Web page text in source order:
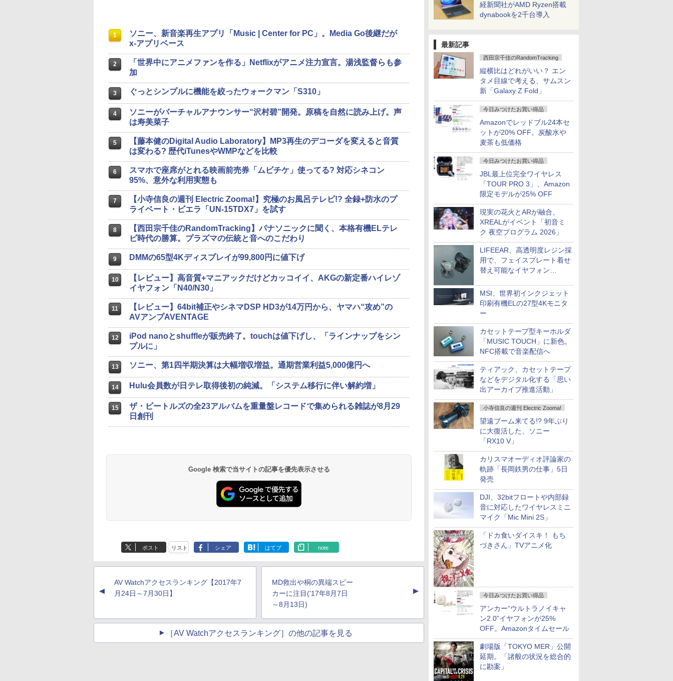
経新聞社がAMD Ryzen搭載
dynabookを2千台導入
最新記事
西田宗千佳のRandomTracking
縦横比はどれがいい？ エン
タメ目線で考える、サムスン
新「Galaxy Z Fold」
今日みつけたお買い得品
Amazonでレッドブル24本セ
ットが20% OFF。炭酸水や
麦茶も低価格
今日みつけたお買い得品
JBL最上位完全ワイヤレス
「TOUR PRO 3」、Amazon
限定モデルが25% OFF
現実の花火とARが融合、
XREALがイベント「初音ミ
ク 夜空プログラム 2026」
LIFEEAR、高透明度レジン採
用で、フェイスプレート着せ
替え可能なイヤフォン
MSI、世界初インクジェット
印刷有機ELの27型4Kモニタ
ー
カセットテープ型キーホルダ
「MUSIC TOUCH」に新色。
NFC搭載で音楽配信へ
ティアック、カセットテープ
などをデジタル化する「思い
出アーカイブ推進活動」
小寺信良の週刊 Electric Zooma!
望遠ブーム来てる!? 9年ぶり
に大復活した、ソニー
「RX10 V」
カリスマオーディオ評論家の
軌跡「長岡鉄男の仕事」5日
発売
DJI、32bitフロートや内部録
音に対応したワイヤレスミニ
マイク「Mic Mini 2S」
「ドカ食いダイスキ！ もち
づきさん」TVアニメ化
今日みつけたお買い得品
アンカー“ウルトラノイキャ
ン2.0”イヤフォンが25%
OFF。Amazonタイムセール
劇場版「TOKYO MER」公開
延期。「諸般の状況を総合的
に勘案」
1
ソニー、新音楽再生アプリ「Music | Center for PC」。Media Go後継だが
x-アプリベース
2
「世界中にアニメファンを作る」Netflixがアニメ注力宣言。湯浅監督らも参
加
3 ぐっとシンプルに機能を絞ったウォークマン「S310」
4
ソニーがバーチャルアナウンサー“沢村碧”開発。原稿を自然に読み上げ。声
は寿美菜子
5
【藤本健のDigital Audio Laboratory】MP3再生のデコーダを変えると音質
は変わる? 歴代iTunesやWMPなどを比較
6
スマホで座席がとれる映画前売券「ムビチケ」使ってる? 対応シネコン
95%、意外な利用実態も
7
【小寺信良の週刊 Electric Zooma!】究極のお風呂テレビ!? 全録+防水のプ
ライベート・ビエラ「UN-15TDX7」を試す
8
【西田宗千佳のRandomTracking】パナソニックに聞く、本格有機ELテレ
ビ時代の勝算。プラズマの伝統と音へのこだわり
9 DMMの65型4Kディスプレイが99,800円に値下げ
10
【レビュー】高音質+マニアックだけどカッコイイ、AKGの新定番ハイレゾ
イヤフォン「N40/N30」
11
【レビュー】64bit補正やシネマDSP HD3が14万円から、ヤマハ“攻め”の
AVアンプAVENTAGE
12
iPod nanoとshuffleが販売終了。touchは値下げし、「ラインナップをシン
プルに」
13 ソニー、第1四半期決算は大幅増収増益。通期営業利益5,000億円へ
14 Hulu会員数が日テレ取得後初の純減。「システム移行に伴い解約増」
15
ザ・ビートルズの全23アルバムを重量盤レコードで集められる雑誌が8月29
日創刊
Google 検索で当サイトの記事を優先表示させる
ポスト リスト シェア はてブ note
▲
AV Watchアクセスランキング【2017年7
月24日～7月30日】
MD救出や桐の異端スピー
カーに注目('17年8月7日
～8月13日)
▲
［AV Watchアクセスランキング］の他の記事を見る